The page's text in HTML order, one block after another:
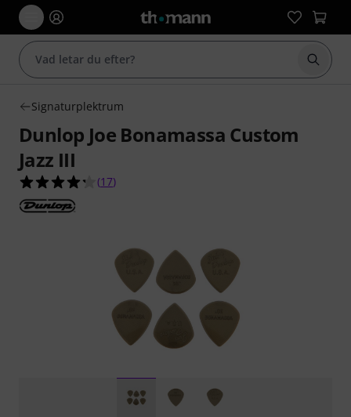
Börja
Signaturplektrum
Dunlop Joe Bonamassa Custom
Jazz III
4.2 av 5 stjärnor från 17 kundbetyg
(17)